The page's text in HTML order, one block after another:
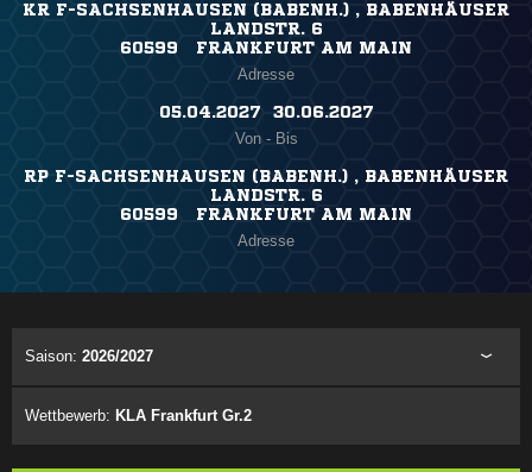
KR F-SACHSENHAUSEN (BABENH.) , BABENHÄUSER
LANDSTR. 6
60599 FRANKFURT AM MAIN
Adresse
05.04.2027 ​ 30.06.2027
Von - Bis
RP F-SACHSENHAUSEN (BABENH.) , BABENHÄUSER
LANDSTR. 6
60599 FRANKFURT AM MAIN
Adresse
Saison: 2026/2027
Wettbewerb: KLA Frankfurt Gr.2